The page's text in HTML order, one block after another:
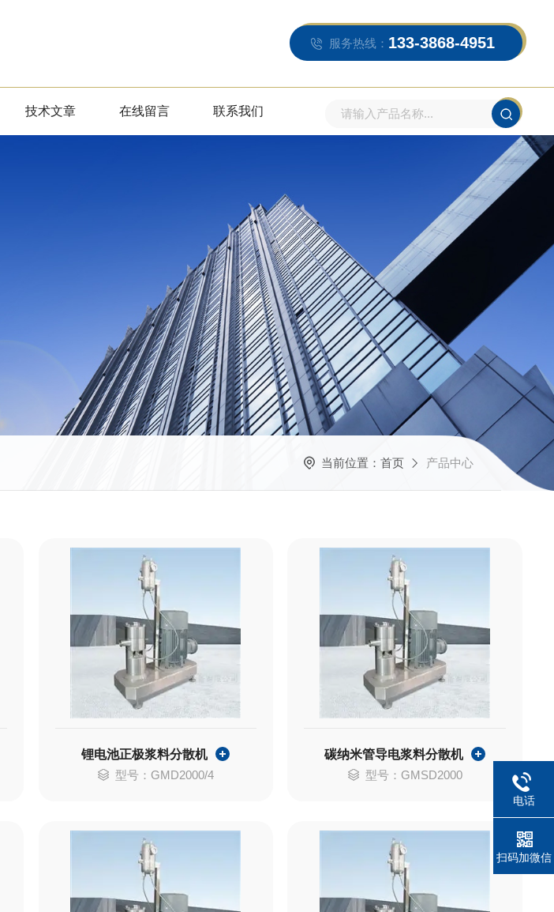
服务热线： 133-3868-4951
技术文章 在线留言 联系我们
当前位置： 首页 产品中心
锂电池正极浆料分散机
型号：GMD2000/4
碳纳米管导电浆料分散机
型号：GMSD2000
电话
扫码加微信